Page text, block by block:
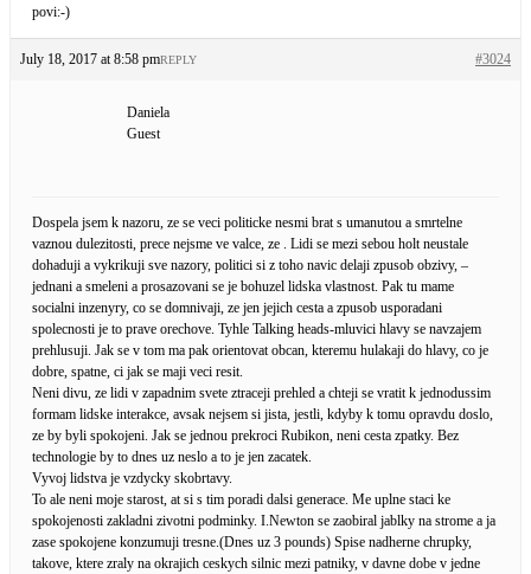
povi:-)
July 18, 2017 at 8:58 pm #3024
REPLY
Daniela
Guest
Dospela jsem k nazoru, ze se veci politicke nesmi brat s umanutou a smrtelne
vaznou dulezitosti, prece nejsme ve valce, ze . Lidi se mezi sebou holt neustale
dohaduji a vykrikuji sve nazory, politici si z toho navic delaji zpusob obzivy, –
jednani a smeleni a prosazovani se je bohuzel lidska vlastnost. Pak tu mame
socialni inzenyry, co se domnivaji, ze jen jejich cesta a zpusob usporadani
spolecnosti je to prave orechove. Tyhle Talking heads-mluvici hlavy se navzajem
prehlusuji. Jak se v tom ma pak orientovat obcan, kteremu hulakaji do hlavy, co je
dobre, spatne, ci jak se maji veci resit.
Neni divu, ze lidi v zapadnim svete ztraceji prehled a chteji se vratit k jednodussim
formam lidske interakce, avsak nejsem si jista, jestli, kdyby k tomu opravdu doslo,
ze by byli spokojeni. Jak se jednou prekroci Rubikon, neni cesta zpatky. Bez
technologie by to dnes uz neslo a to je jen zacatek.
Vyvoj lidstva je vzdycky skobrtavy.
To ale neni moje starost, at si s tim poradi dalsi generace. Me uplne staci ke
spokojenosti zakladni zivotni podminky. I.Newton se zaobiral jablky na strome a ja
zase spokojene konzumuji tresne.(Dnes uz 3 pounds) Spise nadherne chrupky,
takove, ktere zraly na okrajich ceskych silnic mezi patniky, v davne dobe v jedne